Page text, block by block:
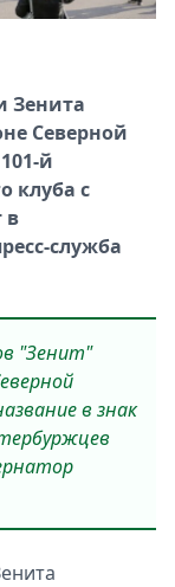
Зенита
Северной
й
клуба с
в
служба
"Зенит"
в знак